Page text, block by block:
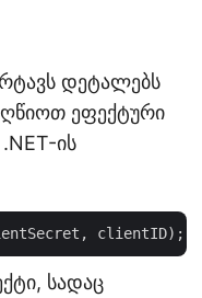
დეტალებს
ეფექტური
ის
სადაც